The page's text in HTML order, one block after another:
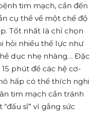
tim mạch, cần đến
cụ thể về một chế độ
Tốt nhất là chỉ chọn
hỏi nhiều thể lực như
dục nhẹ nhàng… Đặc
phút để các hệ cơ-
hấp có thể thích nghi
tim mạch cần tránh
sĩ” vì gắng sức